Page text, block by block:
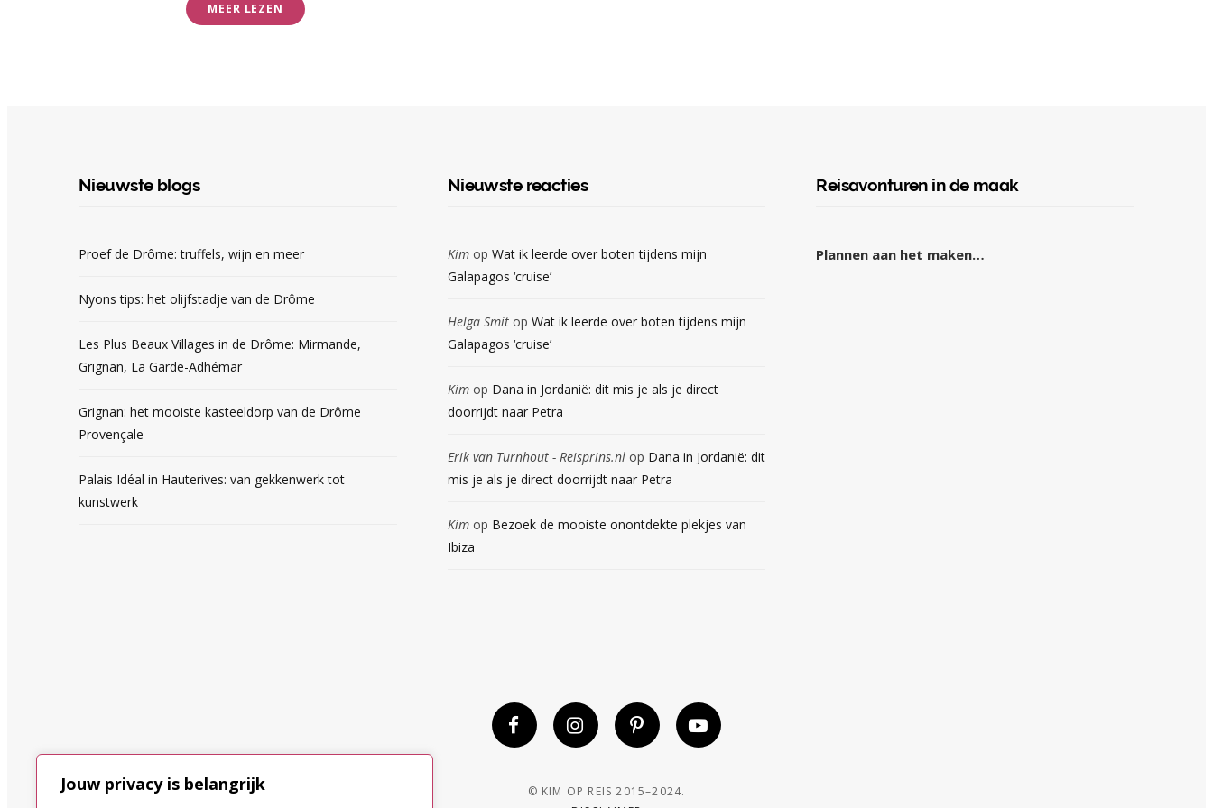
Jouw privacy is belangrijk
MEER LEZEN
Nieuwste blogs
Proef de Drôme: truffels, wijn en meer
Nyons tips: het olijfstadje van de Drôme
Les Plus Beaux Villages in de Drôme: Mirmande,
Grignan, La Garde-Adhémar
Grignan: het mooiste kasteeldorp van de Drôme
Provençale
Palais Idéal in Hauterives: van gekkenwerk tot
kunstwerk
Nieuwste reacties
Kimop Wat ik leerde over boten tijdens mijn
Galapagos ‘cruise’
Helga Smitop Wat ik leerde over boten tijdens mijn
Galapagos ‘cruise’
Kimop Dana in Jordanië: dit mis je als je direct
doorrijdt naar Petra
Erik van Turnhout - Reisprins.nlop Dana in Jordanië: dit
mis je als je direct doorrijdt naar Petra
Kimop Bezoek de mooiste onontdekte plekjes van
Ibiza
Reisavonturen in de maak
Plannen aan het maken…
© KIM OP REIS 2015–2024.